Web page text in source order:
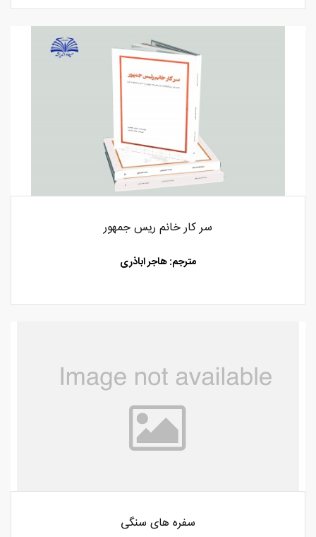
سر کار خانم ریس جمهور
مترجم: هاجر اباذری
سفره های سنگی